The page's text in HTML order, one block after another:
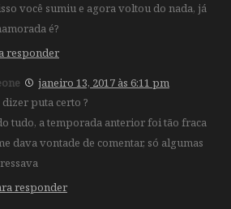
você sumiu e agora voltou do nada, já
é?
responder
janeiro 13, 2017 às 6:11 pm
dizer puta certo ?
tudo, a temporada anterior foi tão fraca
dava vontade de comentar, só algumas
responder